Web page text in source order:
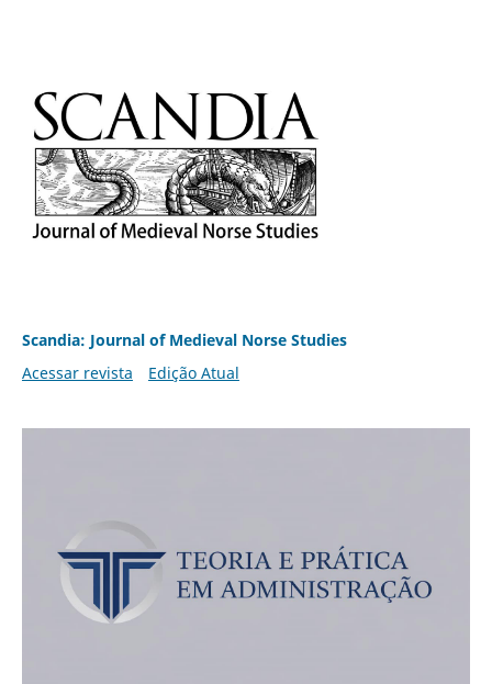
Scandia: Journal of Medieval Norse Studies
Acessar revista
Edição Atual